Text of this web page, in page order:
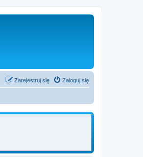
Zaloguj się
Zarejestruj się